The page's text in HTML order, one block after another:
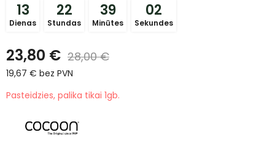
13
Dienas
22
Stundas
39
Minūtes
02
Sekundes
23,80 € 28,00€
19,67 € bez PVN
Pasteidzies, palika tikai 1gb.